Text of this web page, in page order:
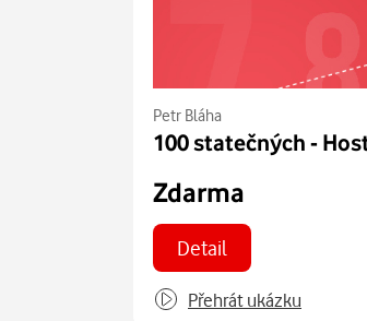
Petr Bláha
Zdarma
Detail
Přehrát ukázku